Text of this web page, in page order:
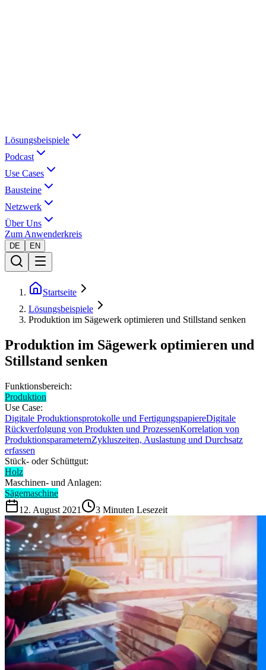
Lösungsbeispiele
Podcast
Use Cases
Bausteine
Netzwerk
Über Uns
Zum Anwenderkreis
DE EN
Startseite
Lösungsbeispiele
Produktion im Sägewerk optimieren und Stillstand senken
Produktion im Sägewerk optimieren und
Stillstand senken
Funktionsbereich:
Produktion
Use Case:
Digitale Produktionsprotokolle und FertigungspapiereDigitale
Rückverfolgung von Produkten und ProzessenKorrelation von
ProduktionsparameternZykluszeiten, Auslastung und Durchsatz
erfassen
Stück- oder Schüttgut:
Holz
Maschinen- und Anlagen:
Sägemaschine
12. August 2021
3 Minuten Lesezeit